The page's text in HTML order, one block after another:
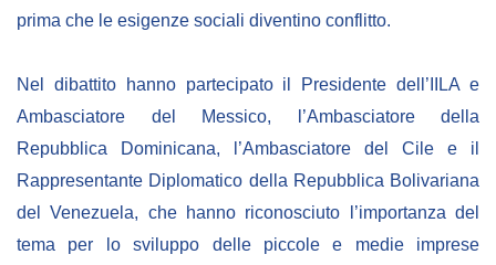
prima che le esigenze sociali diventino conflitto.
Nel dibattito hanno partecipato il Presidente dell’IILA e
Ambasciatore del Messico, l’Ambasciatore della
Repubblica Dominicana, l’Ambasciatore del Cile e il
Rappresentante Diplomatico della Repubblica Bolivariana
del Venezuela, che hanno riconosciuto l’importanza del
tema per lo sviluppo delle piccole e medie imprese